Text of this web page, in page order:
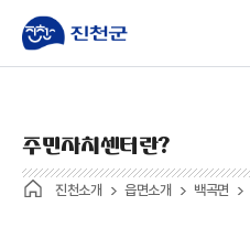
진천소개 읍면소개 백곡면
주민자치센터란?